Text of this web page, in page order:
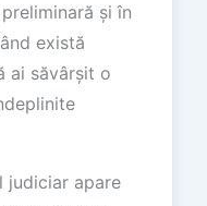
și în
există
ai săvârșit o
judiciar apare